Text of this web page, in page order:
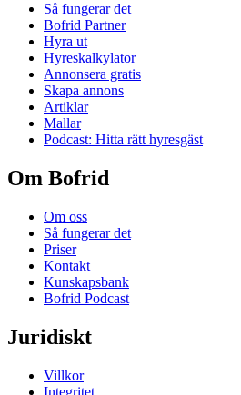
Så fungerar det
Bofrid Partner
Hyra ut
Hyreskalkylator
Annonsera gratis
Skapa annons
Artiklar
Mallar
Podcast: Hitta rätt hyresgäst
Om Bofrid
Om oss
Så fungerar det
Priser
Kontakt
Kunskapsbank
Bofrid Podcast
Juridiskt
Villkor
Integritet